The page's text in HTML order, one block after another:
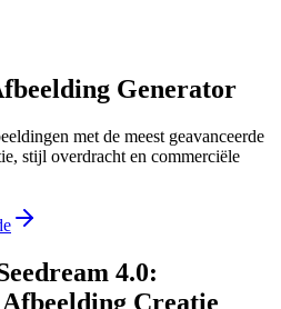
Generator
met de meest geavanceerde
stijl overdracht en commerciële
4.0:
Creatie